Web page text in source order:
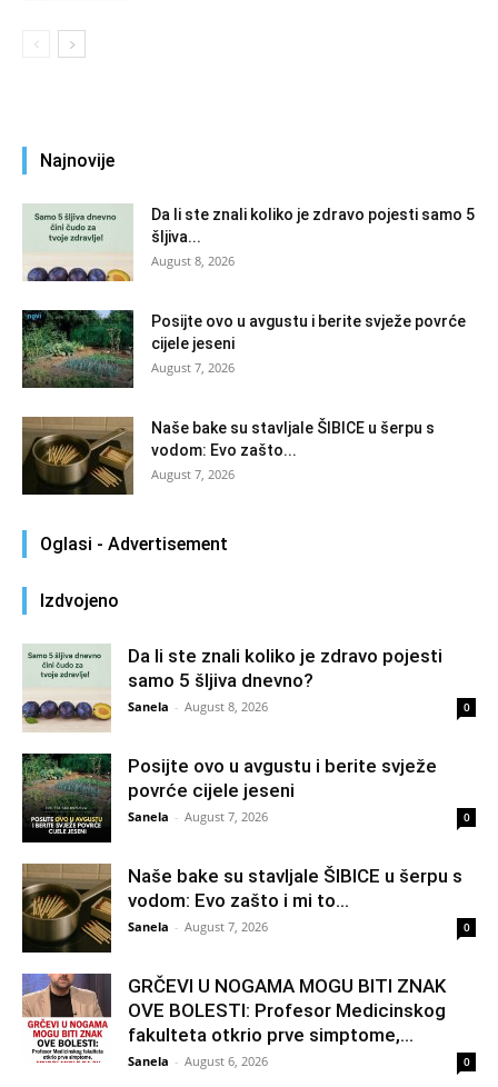
Najnovije
Da li ste znali koliko je zdravo pojesti samo 5
šljiva...
August 8, 2026
Posijte ovo u avgustu i berite svježe povrće
cijele jeseni
August 7, 2026
Naše bake su stavljale ŠIBICE u šerpu s
vodom: Evo zašto...
August 7, 2026
Oglasi - Advertisement
Izdvojeno
Da li ste znali koliko je zdravo pojesti
samo 5 šljiva dnevno?
Sanela - August 8, 2026 0
Posijte ovo u avgustu i berite svježe
povrće cijele jeseni
Sanela - August 7, 2026 0
Naše bake su stavljale ŠIBICE u šerpu s
vodom: Evo zašto i mi to...
Sanela - August 7, 2026 0
GRČEVI U NOGAMA MOGU BITI ZNAK
OVE BOLESTI: Profesor Medicinskog
fakulteta otkrio prve simptome,...
Sanela - August 6, 2026 0